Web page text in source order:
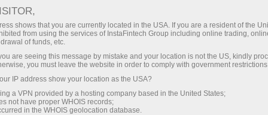
Great Race
InstaForex Great Race is one of the most
popular contests among demo-accounts! It
includes four stages and the final with the prize
pool $55,000.
shows that you are currently located in the USA. If you are a resident of the
from using the services of InstaFintech Group including online trading,
of funds, etc.
are seeing this message by mistake and your location is not the US, kindly
you must leave the website in order to comply with government
IP address show your location as the USA?
a VPN provided by a hosting company based in the United States;
not have proper WHOIS records;
in the WHOIS geolocation database.